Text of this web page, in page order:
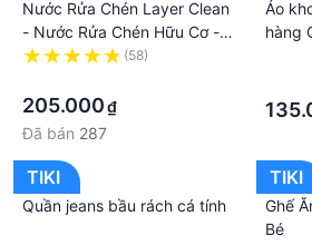
hiện hành. Bên cạnh đó, tuỳ vào
thức và địa chỉ giao hàng mà có
chi phí khác như phí vận chuyển,
kềnh, thuế nhập khẩu (đối với
nước ngoài có giá trị trên 1 triệu
Nước Rửa Chén Layer Clean
- Nước Rửa Chén Hữu Cơ -
Nước Rửa Chén 5L
(58)
205.000₫
Đã bán 287
Áo
hàng
TIKI
Quần jeans bầu rách cá tính
TIKI
Ghế
Bé